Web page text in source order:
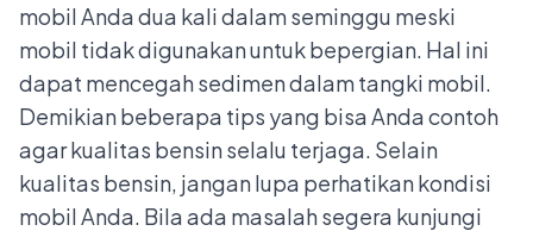
mobil Anda dua kali dalam seminggu meski
mobil tidak digunakan untuk bepergian. Hal ini
dapat mencegah sedimen dalam tangki mobil.
Demikian beberapa tips yang bisa Anda contoh
agar kualitas bensin selalu terjaga. Selain
kualitas bensin, jangan lupa perhatikan kondisi
mobil Anda. Bila ada masalah segera kunjungi